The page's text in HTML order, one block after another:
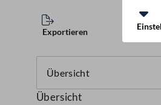
Exportieren
Übersicht